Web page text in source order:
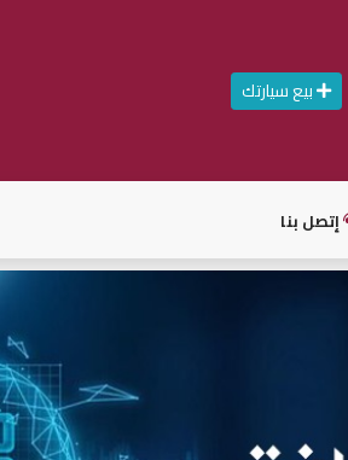
بيع سيارتك
إتصل بنا